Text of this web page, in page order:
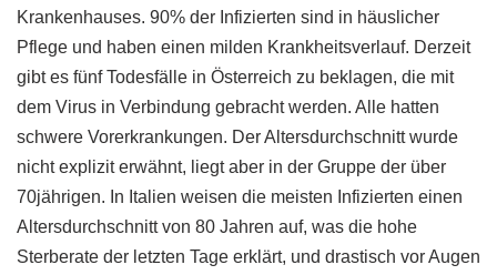
Krankenhauses. 90% der Infizierten sind in häuslicher
Pflege und haben einen milden Krankheitsverlauf. Derzeit
gibt es fünf Todesfälle in Österreich zu beklagen, die mit
dem Virus in Verbindung gebracht werden. Alle hatten
schwere Vorerkrankungen. Der Altersdurchschnitt wurde
nicht explizit erwähnt, liegt aber in der Gruppe der über
70jährigen. In Italien weisen die meisten Infizierten einen
Altersdurchschnitt von 80 Jahren auf, was die hohe
Sterberate der letzten Tage erklärt, und drastisch vor Augen